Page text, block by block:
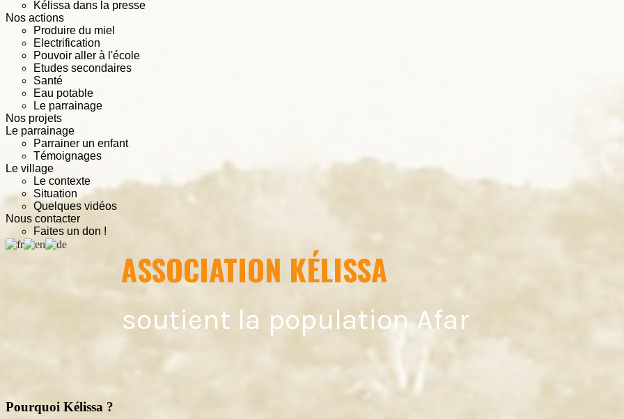
Kélissa dans la presse
Nos actions
Produire du miel
Electrification
Pouvoir aller à l'école
Etudes secondaires
Santé
Eau potable
Le parrainage
Nos projets
Le parrainage
Parrainer un enfant
Témoignages
Le village
Le contexte
Situation
Quelques vidéos
Nous contacter
Faites un don !
ASSOCIATION KÉLISSA
soutient la population Afar
Pourquoi Kélissa ?